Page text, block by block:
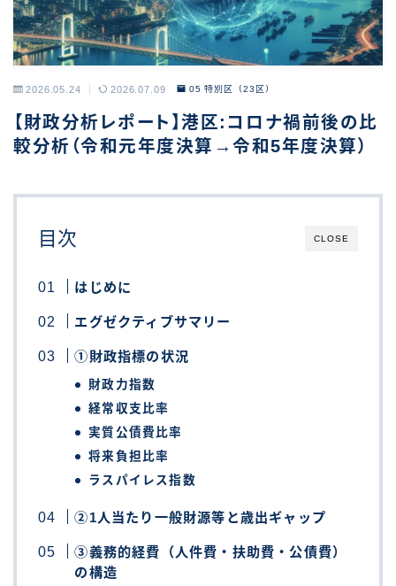
2026.05.24 2026.07.09 05 特別区（23区）
【財政分析レポート】港区:コロナ禍前後の比
較分析（令和元年度決算→令和5年度決算）
CLOSE
目次
はじめに
エグゼクティブサマリー
①財政指標の状況
財政力指数
経常収支比率
実質公債費比率
将来負担比率
ラスパイレス指数
②1人当たり一般財源等と歳出ギャップ
③義務的経費（人件費・扶助費・公債費）
の構造